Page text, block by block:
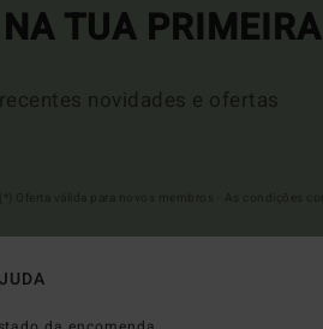
TUA PRIMEIRA
novidades e ofertas